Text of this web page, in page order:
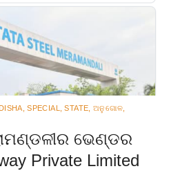
, SPECIAL, STATE, ଅନୁଗୋଳ,
ଭେଣ୍ଡର
Private Limited